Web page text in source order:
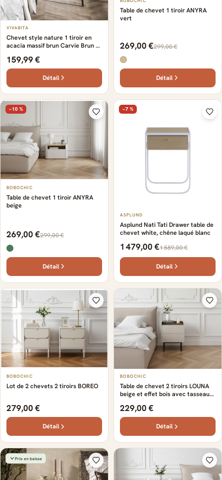
VIVABITA
Chevet style nature 1 tiroir en
acacia massif brun Carvie Brun —
159,99 €
Détail
Table de chevet 1 tiroir ANYRA
vert
269,00 €299,00 €
Détail
−10 %
BOBOCHIC
Table de chevet 1 tiroir ANYRA
beige
269,00 €299,00 €
Détail
−7 %
ASPLUND
Asplund Nati Tati Drawer table de
chevet white, chêne laqué blanc
1 479,00 €1 589,00 €
Détail
BOBOCHIC
Lot de 2 chevets 2 tiroirs BOREO
279,00 €
Détail
BOBOCHIC
Table de chevet 2 tiroirs LOUNA
beige et effet bois avec tasseaux
229,00 €
Détail
Prix en baisse